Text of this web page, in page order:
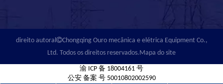
direito autoralChongqing Ouro mecânica e elétrica Equipment Co.,
Ltd. Todos os direitos reservados.Mapa do site
渝 ICP 备 18004161 号
公安 备案 号 50010802002590